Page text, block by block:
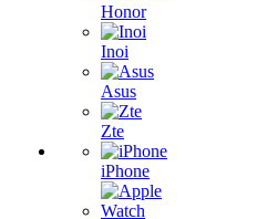
Honor
Inoi
Asus
Zte
iPhone